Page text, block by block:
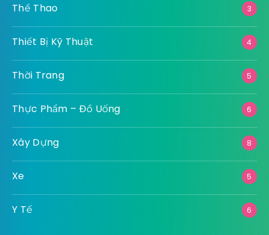
Thể Thao 3
Thiết Bị Kỹ Thuật 4
Thời Trang 5
Thực Phẩm – Đồ Uống 6
Xây Dựng 8
Xe 5
Y Tế 6